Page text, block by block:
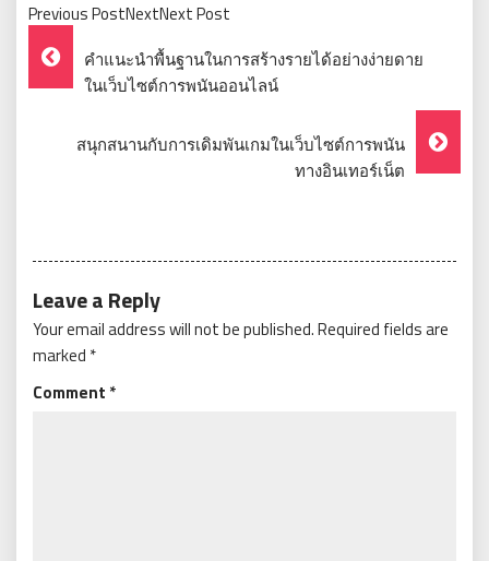
Previous PostNextNext Post
Post
Navigation
คำแนะนำพื้นฐานในการสร้างรายได้อย่างง่ายดาย
ในเว็บไซต์การพนันออนไลน์
สนุกสนานกับการเดิมพันเกมในเว็บไซต์การพนัน
ทางอินเทอร์เน็ต
Leave a Reply
Your email address will not be published.Required fields are
marked *
Comment *